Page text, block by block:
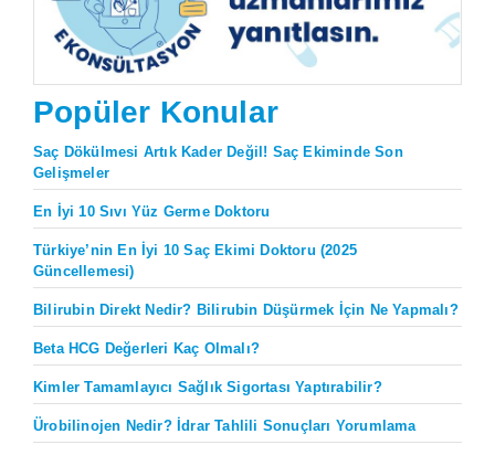
Popüler Konular
Saç Dökülmesi Artık Kader Değil! Saç Ekiminde Son
Gelişmeler
En İyi 10 Sıvı Yüz Germe Doktoru
Türkiye’nin En İyi 10 Saç Ekimi Doktoru (2025
Güncellemesi)
Bilirubin Direkt Nedir? Bilirubin Düşürmek İçin Ne Yapmalı?
Beta HCG Değerleri Kaç Olmalı?
Kimler Tamamlayıcı Sağlık Sigortası Yaptırabilir?
Ürobilinojen Nedir? İdrar Tahlili Sonuçları Yorumlama